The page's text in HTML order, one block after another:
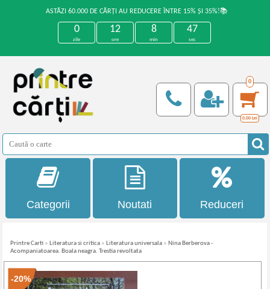
ASTĂZI 60.000 DE CĂRȚI AU REDUCERE ÎNTRE 15% ȘI 35%!📚
0
zile
12
ore
8
min
47
sec
0
0,00 Lei
Categorii Noutati Reduceri
Printre Carti » Literatura si critica » Literatura universala » Nina Berberova -
Acompaniatoarea. Boala neagra. Trestia revoltata
-20%